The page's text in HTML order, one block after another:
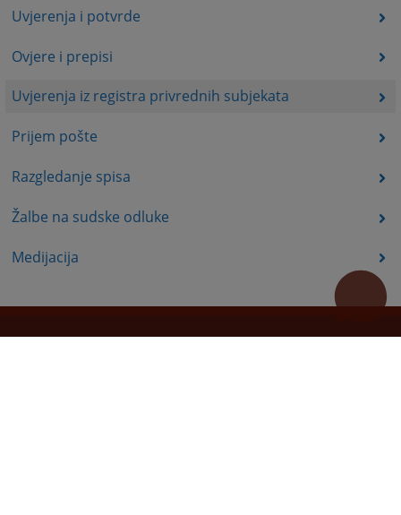
Uvjerenja i potvrde
Ovjere i prepisi
Uvjerenja iz registra privrednih subjekata
Prijem pošte
Razgledanje spisa
Žalbe na sudske odluke
Medijacija